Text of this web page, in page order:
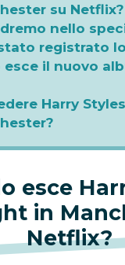
su Netflix?
nello
registrato
esce il nuovo
Harry
esce
in
Netflix?